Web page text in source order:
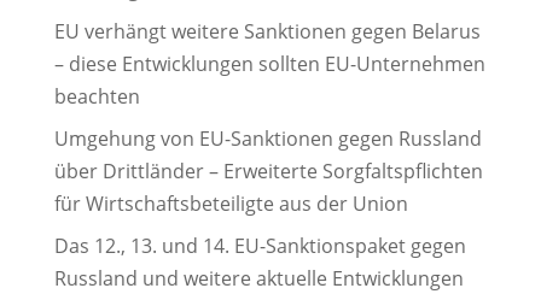
EU verhängt weitere Sanktionen gegen Belarus
– diese Entwicklungen sollten EU-Unternehmen
beachten
Umgehung von EU-Sanktionen gegen Russland
über Drittländer – Erweiterte Sorgfaltspflichten
für Wirtschaftsbeteiligte aus der Union
Das 12., 13. und 14. EU-Sanktionspaket gegen
Russland und weitere aktuelle Entwicklungen